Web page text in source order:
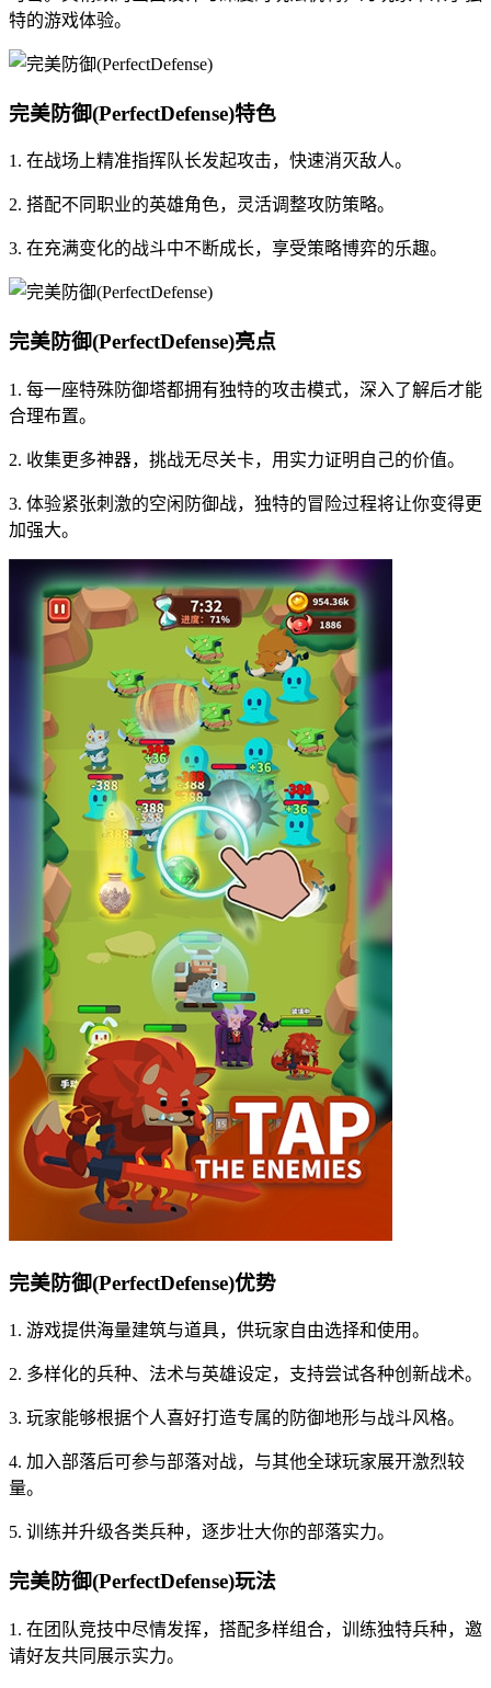
特的游戏体验。
完美防御(PerfectDefense)特色
1. 在战场上精准指挥队长发起攻击，快速消灭敌人。
2. 搭配不同职业的英雄角色，灵活调整攻防策略。
3. 在充满变化的战斗中不断成长，享受策略博弈的乐趣。
完美防御(PerfectDefense)亮点
1. 每一座特殊防御塔都拥有独特的攻击模式，深入了解后才能
合理布置。
2. 收集更多神器，挑战无尽关卡，用实力证明自己的价值。
3. 体验紧张刺激的空闲防御战，独特的冒险过程将让你变得更
加强大。
完美防御(PerfectDefense)优势
1. 游戏提供海量建筑与道具，供玩家自由选择和使用。
2. 多样化的兵种、法术与英雄设定，支持尝试各种创新战术。
3. 玩家能够根据个人喜好打造专属的防御地形与战斗风格。
4. 加入部落后可参与部落对战，与其他全球玩家展开激烈较
量。
5. 训练并升级各类兵种，逐步壮大你的部落实力。
完美防御(PerfectDefense)玩法
1. 在团队竞技中尽情发挥，搭配多样组合，训练独特兵种，邀
请好友共同展示实力。